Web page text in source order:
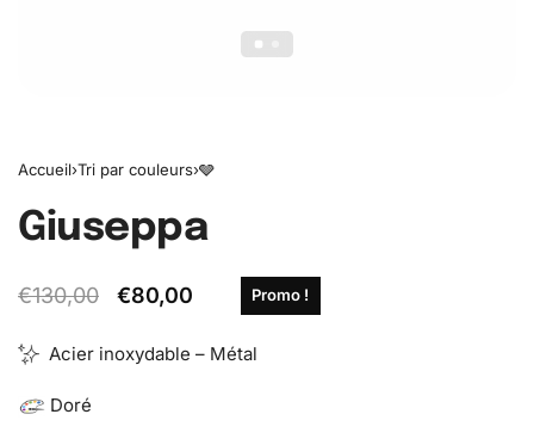
Accueil›Tri par couleurs›🩶
Giuseppa
€130,00 €80,00 Promo !
Acier inoxydable – Métal
Doré